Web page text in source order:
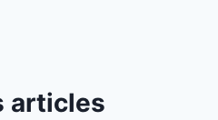
articles